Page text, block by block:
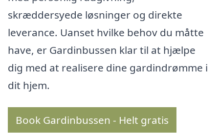
skræddersyede løsninger og direkte
leverance. Uanset hvilke behov du måtte
have, er Gardinbussen klar til at hjælpe
dig med at realisere dine gardindrømme i
dit hjem.
Book Gardinbussen - Helt gratis